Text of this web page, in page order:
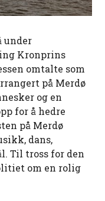
under
Kronprins
omtalte som
på Merdø
og en
for å hedre
på Merdø
dans,
Til tross for den
om en rolig